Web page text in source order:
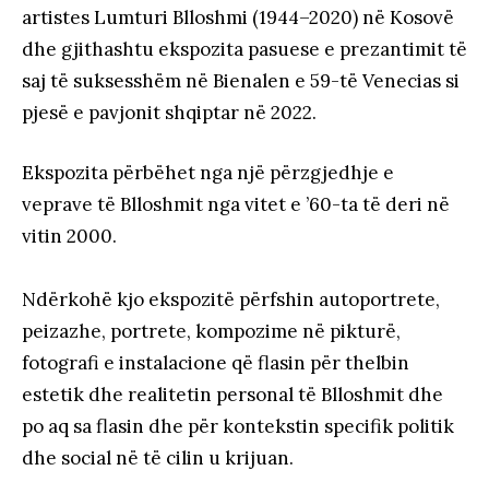
artistes Lumturi Blloshmi (1944–2020) në Kosovë
dhe gjithashtu ekspozita pasuese e prezantimit të
saj të suksesshëm në Bienalen e 59-të Venecias si
pjesë e pavjonit shqiptar në 2022.
Ekspozita përbëhet nga një përzgjedhje e
veprave të Blloshmit nga vitet e ’60-ta të deri në
vitin 2000.
Ndërkohë kjo ekspozitë përfshin autoportrete,
peizazhe, portrete, kompozime në pikturë,
fotografi e instalacione që flasin për thelbin
estetik dhe realitetin personal të Blloshmit dhe
po aq sa flasin dhe për kontekstin specifik politik
dhe social në të cilin u krijuan.